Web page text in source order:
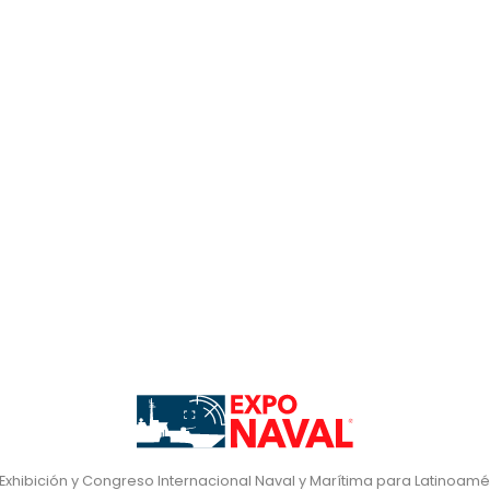
y Congreso Internacional Naval y Marítima para